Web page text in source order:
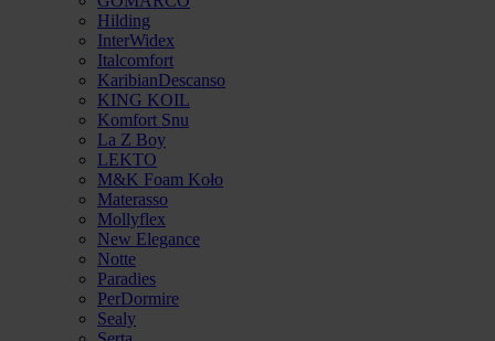
Hilding
InterWidex
Italcomfort
KaribianDescanso
KING KOIL
Komfort Snu
La Z Boy
LEKTO
M&K Foam Koło
Materasso
Mollyflex
New Elegance
Notte
Paradies
PerDormire
Sealy